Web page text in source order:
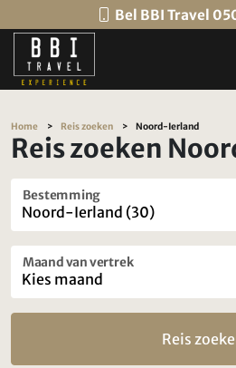
Bel BBI Travel
Home Reis zoeken Noord-Ierland
Reis zoeken
Bestemming
Maand van vertrek
Reis